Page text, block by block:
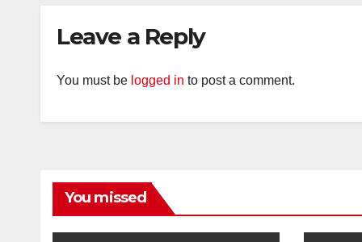
Leave a Reply
You must be logged in to post a comment.
You missed